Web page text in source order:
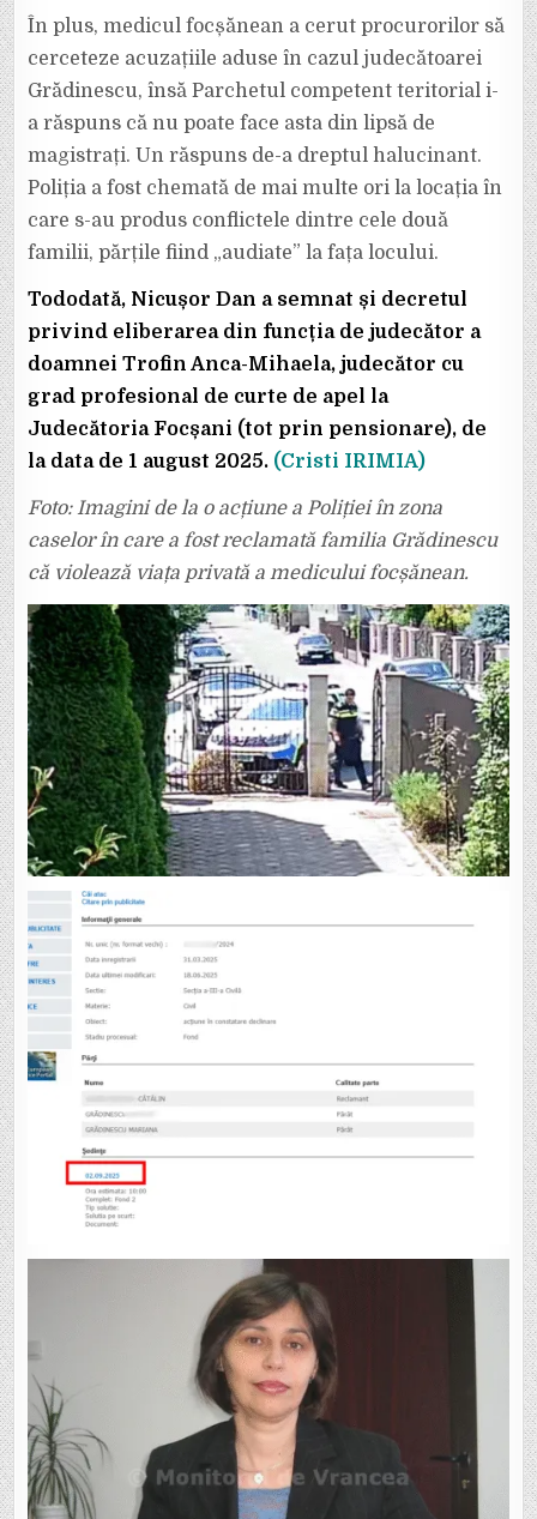
În plus, medicul focșănean a cerut procurorilor să
cerceteze acuzațiile aduse în cazul judecătoarei
Grădinescu, însă Parchetul competent teritorial i-
a răspuns că nu poate face asta din lipsă de
magistrați. Un răspuns de-a dreptul halucinant.
Poliția a fost chemată de mai multe ori la locația în
care s-au produs conflictele dintre cele două
familii, părțile fiind „audiate” la fața locului.
Tododată, Nicușor Dan a semnat și decretul
privind eliberarea din funcția de judecător a
doamnei Trofin Anca-Mihaela, judecător cu
grad profesional de curte de apel la
Judecătoria Focșani (tot prin pensionare), de
la data de 1 august 2025. (Cristi IRIMIA)
Foto: Imagini de la o acțiune a Poliției în zona
caselor în care a fost reclamată familia Grădinescu
că violează viața privată a medicului focșănean.